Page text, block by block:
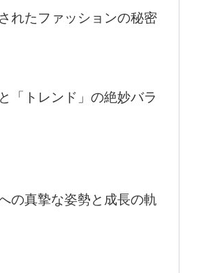
れたファッションの秘密
「トレンド」の絶妙バラ
の真摯な姿勢と成長の軌